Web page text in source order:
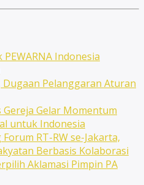
Indonesia
Dugaan Pelanggaran Aturan
Gereja Gelar Momentum
untuk Indonesia
RT-RW se-Jakarta,
Berbasis Kolaborasi
Aklamasi Pimpin PA